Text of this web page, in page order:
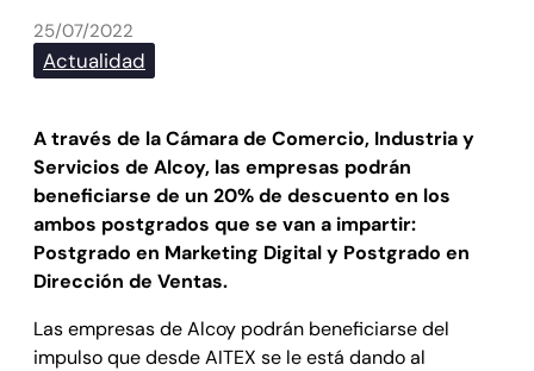
25/07/2022
Actualidad
A través de la Cámara de Comercio, Industria y
Servicios de Alcoy, las empresas podrán
beneficiarse de un 20% de descuento en los
ambos postgrados que se van a impartir:
Postgrado en Marketing Digital y Postgrado en
Dirección de Ventas.
Las empresas de Alcoy podrán beneficiarse del
impulso que desde AITEX se le está dando al